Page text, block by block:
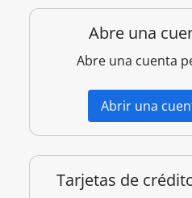
Abre una
Abre una cuenta
Abrir una
Tarjetas de